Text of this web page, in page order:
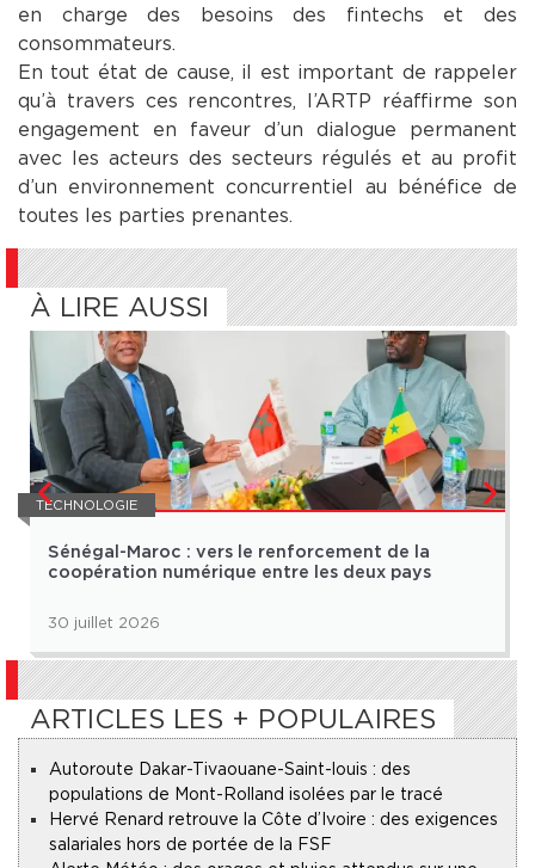
en charge des besoins des fintechs et des
consommateurs.
En tout état de cause, il est important de rappeler
qu’à travers ces rencontres, l’ARTP réaffirme son
engagement en faveur d’un dialogue permanent
avec les acteurs des secteurs régulés et au profit
d’un environnement concurrentiel au bénéfice de
toutes les parties prenantes.
À LIRE AUSSI
TECHNOLOGIE
Sénégal-Maroc : vers le renforcement de la
coopération numérique entre les deux pays
30 juillet 2026
ARTICLES LES + POPULAIRES
Autoroute Dakar-Tivaouane-Saint-louis : des
populations de Mont-Rolland isolées par le tracé
Hervé Renard retrouve la Côte d’Ivoire : des exigences
salariales hors de portée de la FSF